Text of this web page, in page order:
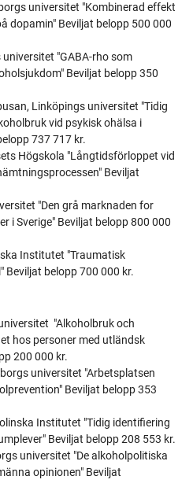
universitet "Kombinerad effekt
dopamin" Beviljat belopp 500 000
"GABA-rho som
Beviljat belopp 350
Linköpings universitet "Tidig
vid psykisk ohälsa i
737 717 kr.
Högskola "Långtidsförloppet vid
Beviljat
"Den grå marknaden for
i Sverige" Beviljat belopp 800 000
Institutet "Traumatisk
Beviljat belopp 700 000 kr.
"Alkoholbruk och
hos personer med utländsk
200 000 kr.
universitet "Arbetsplatsen
Beviljat belopp 353
Institutet "Tidig identifiering
Beviljat belopp 208 553 kr.
universitet "De alkoholpolitiska
opinionen" Beviljat